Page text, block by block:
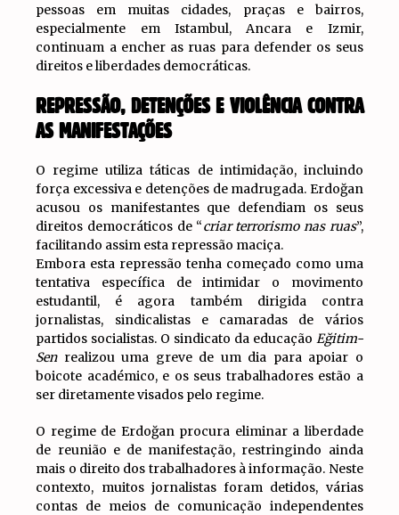
pessoas em muitas cidades, praças e bairros,
especialmente em Istambul, Ancara e Izmir,
continuam a encher as ruas para defender os seus
direitos e liberdades democráticas.
REPRESSÃO, DETENÇÕES E VIOLÊNCIA CONTRA
AS MANIFESTAÇÕES
O regime utiliza táticas de intimidação, incluindo
força excessiva e detenções de madrugada. Erdoğan
acusou os manifestantes que defendiam os seus
direitos democráticos de “criar terrorismo nas ruas”,
facilitando assim esta repressão maciça.
Embora esta repressão tenha começado como uma
tentativa específica de intimidar o movimento
estudantil, é agora também dirigida contra
jornalistas, sindicalistas e camaradas de vários
partidos socialistas. O sindicato da educação Eğitim-
Sen realizou uma greve de um dia para apoiar o
boicote académico, e os seus trabalhadores estão a
ser diretamente visados pelo regime.
O regime de Erdoğan procura eliminar a liberdade
de reunião e de manifestação, restringindo ainda
mais o direito dos trabalhadores à informação. Neste
contexto, muitos jornalistas foram detidos, várias
contas de meios de comunicação independentes